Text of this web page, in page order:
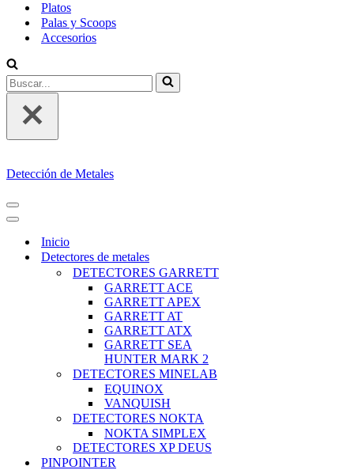
Platos
Palas y Scoops
Accesorios
Buscar...
Detección de Metales
MENÚ
DE
NAVEGACIÓN
MENÚ
DE
NAVEGACIÓN
Inicio
Detectores de metales
DETECTORES GARRETT
GARRETT ACE
GARRETT APEX
GARRETT AT
GARRETT ATX
GARRETT SEA
HUNTER MARK 2
DETECTORES MINELAB
EQUINOX
VANQUISH
DETECTORES NOKTA
NOKTA SIMPLEX
DETECTORES XP DEUS
PINPOINTER